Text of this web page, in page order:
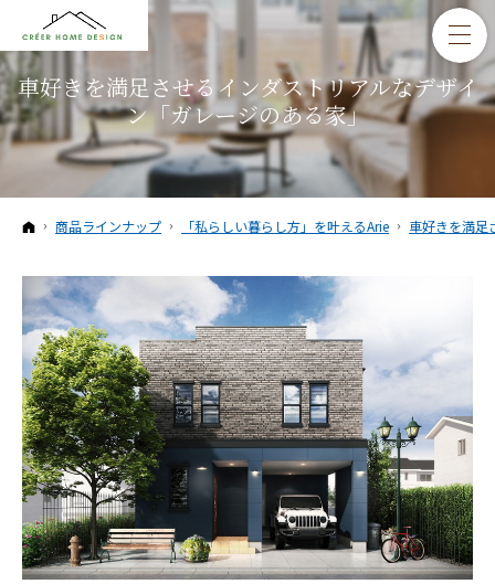
車好きを満足させるインダストリアルなデザイ
ン「ガレージのある家」
ホーム
商品ラインナップ 「私らしい暮らし方」を叶えるArie 車好きを満足